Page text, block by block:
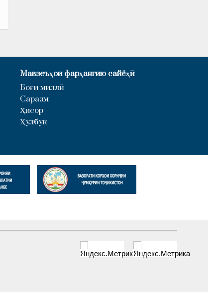
Мавзеъҳои фарҳангию сайёҳӣ
Боғи миллӣ
Саразм
Ҳисор
Ҳулбук